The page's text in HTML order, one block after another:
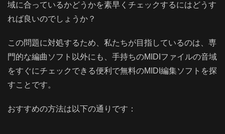
域に合っているかどうかを素早くチェックするにはどうす
れば良いのでしょうか？
この問題に対処するため、私たちが目指しているのは、専
門的な編曲ソフト以外にも、手持ちのMIDIファイルの音域
をすぐにチェックできる便利で無料のMIDI編集ソフトを探
すことです。
おすすめの方法は以下の通りです：